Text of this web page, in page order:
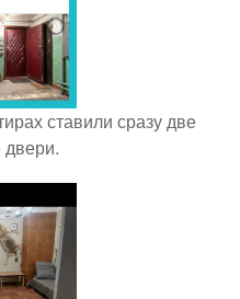
ставили сразу две